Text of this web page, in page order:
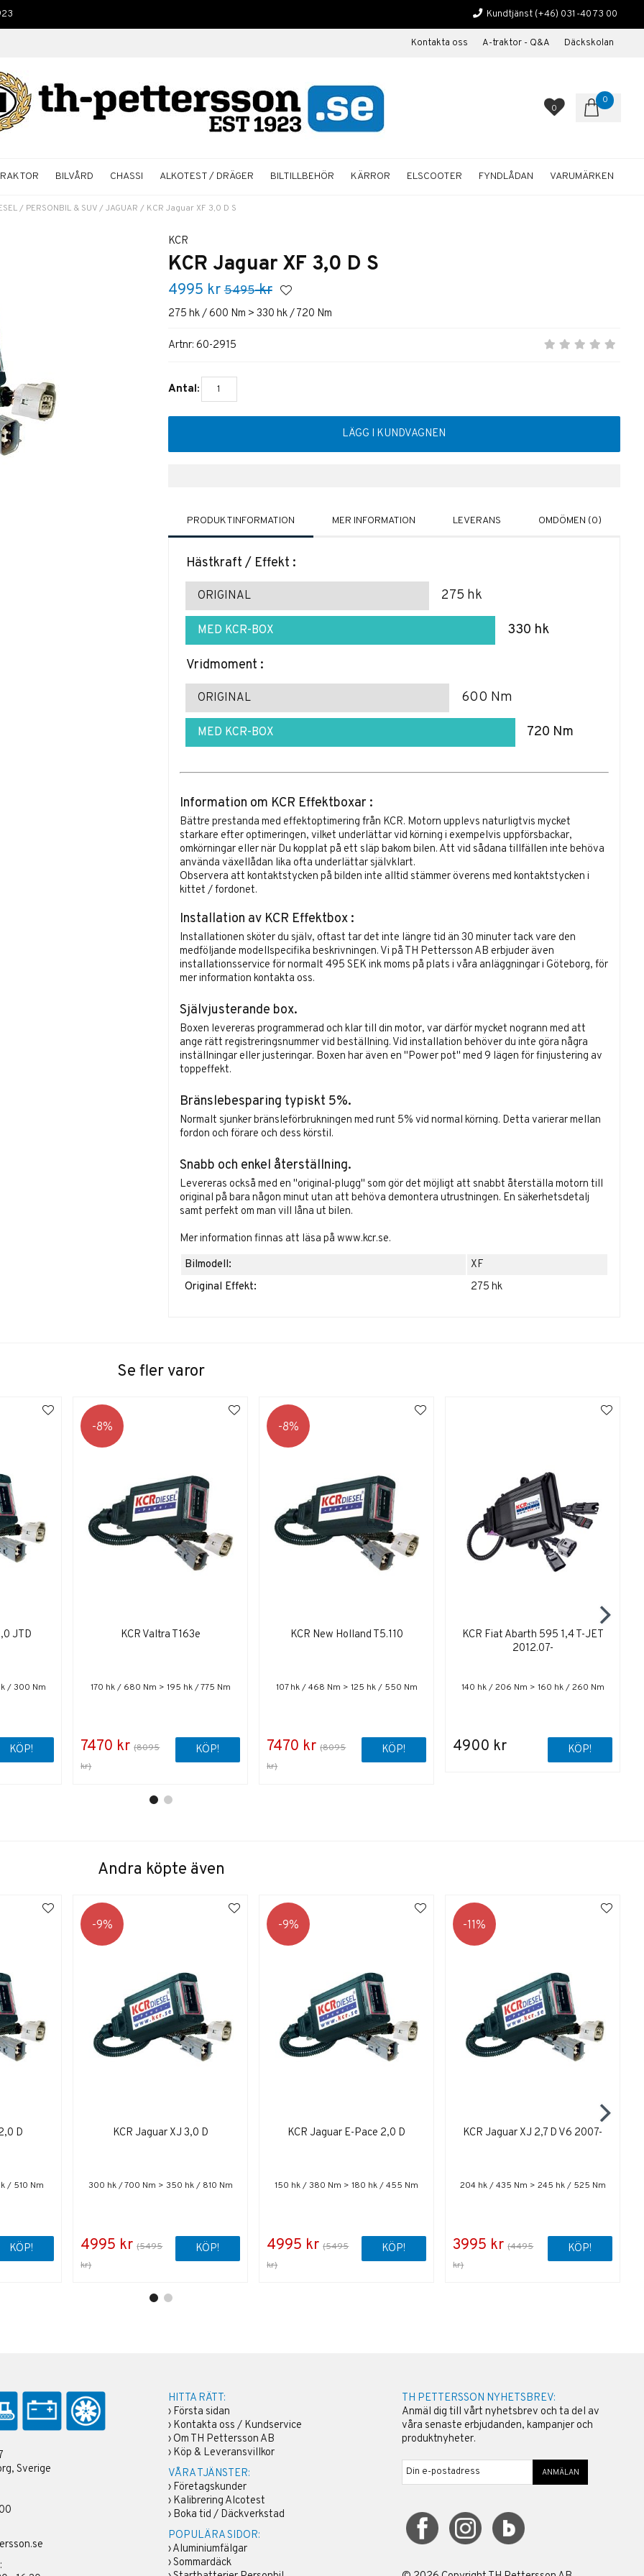
Kundtjänst (+46) 031-40 73 00
Kontakta oss A-traktor - Q&A Däckskolan
0
0
BILVÅRD CHASSI ALKOTEST / DRÄGER BILTILLBEHÖR KÄRROR ELSCOOTER FYNDLÅDAN VARUMÄRKEN
/ PERSONBIL & SUV/JAGUAR / KCR Jaguar XF 3,0 D S
KCR
KCR Jaguar XF 3,0 D S
5495kr
4995 kr
275 hk / 600 Nm > 330 hk / 720 Nm
Artnr: 60-2915
Antal:
LÄGG I KUNDVAGNEN
PRODUKTINFORMATION
Hästkraft / Effekt :
ORIGINAL 275 hk
MED KCR-BOX 330 hk
Vridmoment :
ORIGINAL 600 Nm
MED KCR-BOX 720 Nm
Information om KCR Effektboxar :
Bättre prestanda med effektoptimering från KCR. Motorn upplevs naturligtvis mycket
starkare efter optimeringen, vilket underlättar vid körning i exempelvis uppförsbackar,
omkörningar eller när Du kopplat på ett släp bakom bilen. Att vid sådana tillfällen inte behöva
använda växellådan lika ofta underlättar självklart.
Observera att kontaktstycken på bilden inte alltid stämmer överens med kontaktstycken i
kittet / fordonet.
Installation av KCR Effektbox :
Installationen sköter du själv, oftast tar det inte längre tid än 30 minuter tack vare den
medföljande modellspecifika beskrivningen. Vi på TH Pettersson AB erbjuder även
installationsservice för normalt 495 SEK ink moms på plats i våra anläggningar i Göteborg, för
mer information kontakta oss.
Självjusterande box.
Boxen levereras programmerad och klar till din motor, var därför mycket nogrann med att
ange rätt registreringsnummer vid beställning. Vid installation behöver du inte göra några
inställningar eller justeringar. Boxen har även en "Power pot" med 9 lägen för finjustering av
toppeffekt.
Bränslebesparing typiskt 5%.
Normalt sjunker bränsleförbrukningen med runt 5% vid normal körning. Detta varierar mellan
fordon och förare och dess körstil.
Snabb och enkel återställning.
Levereras också med en "original-plugg" som gör det möjligt att snabbt återställa motorn till
original på bara någon minut utan att behöva demontera utrustningen. En säkerhetsdetalj
samt perfekt om man vill låna ut bilen.
Mer information finnas att läsa på www.kcr.se.
Bilmodell:
XF
Original Effekt:
275 hk
MER INFORMATION LEVERANS OMDÖMEN (0)
Se fler varor
JTD
/ 300 Nm
KÖP!
8
KCR Valtra T163e
170 hk / 680 Nm > 195 hk / 775 Nm
7470 kr (8095
kr)
KÖP!
8
KCR New Holland T5.110
107 hk / 468 Nm > 125 hk / 550 Nm
7470 kr (8095
kr)
KÖP!
KCR Fiat Abarth 595 1,4 T-JET
2012.07-
140 hk / 206 Nm > 160 hk / 260 Nm
4900 kr KÖP!
Andra köpte även
D
/ 510 Nm
KÖP!
9
KCR Jaguar XJ 3,0 D
300 hk / 700 Nm > 350 hk / 810 Nm
4995 kr (5495
kr)
KÖP!
9
KCR Jaguar E-Pace 2,0 D
150 hk / 380 Nm > 180 hk / 455 Nm
4995 kr (5495
kr)
KÖP!
11
KCR Jaguar XJ 2,7 D V6 2007-
204 hk / 435 Nm > 245 hk / 525 Nm
3995 kr (4495
kr)
KÖP!
Sverige
HITTA RÄTT:
› Första sidan
› Kontakta oss / Kundservice
› Om TH Pettersson AB
› Köp & Leveransvillkor
VÅRA TJÄNSTER:
› Företagskunder
› Kalibrering Alcotest
› Boka tid / Däckverkstad
POPULÄRA SIDOR:
›Aluminiumfälgar
›Sommardäck
TH PETTERSSON NYHETSBREV:
Anmäl dig till vårt nyhetsbrev och ta del av
våra senaste erbjudanden, kampanjer och
produktnyheter.
ANMÄLAN